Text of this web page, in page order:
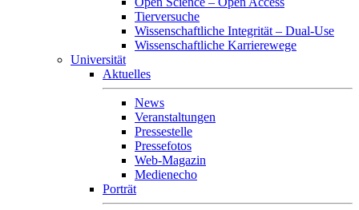
Tierversuche
Wissenschaftliche Integrität – Dual-Use
Wissenschaftliche Karrierewege
Universität
Aktuelles
News
Veranstaltungen
Pressestelle
Pressefotos
Web-Magazin
Medienecho
Porträt